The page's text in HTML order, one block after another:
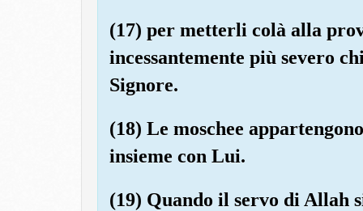
(17) per metterli colà alla
incessantemente più severo
Signore.
(18) Le moschee
insieme con Lui.
(19) Quando il servo di Allah